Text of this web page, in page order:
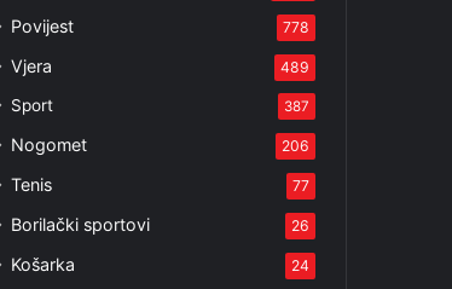
Povijest 778
Vjera 489
Sport 387
Nogomet 206
Tenis 77
Borilački sportovi 26
Košarka 24